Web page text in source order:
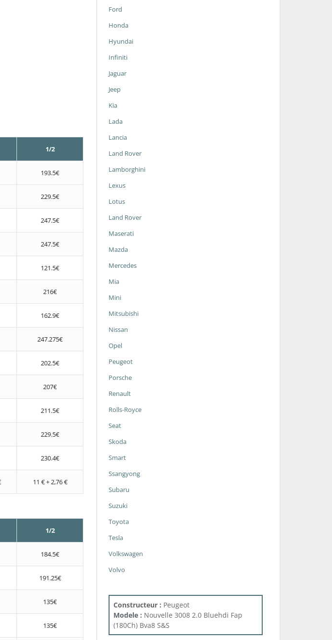
1/2
193.5€
229.5€
247.5€
247.5€
121.5€
216€
162.9€
247.275€
202.5€
207€
211.5€
229.5€
230.4€
11 € + 2,76 €
1/2
184.5€
191.25€
135€
135€
Ford
Honda
Hyundai
Infiniti
Jaguar
Jeep
Kia
Lada
Lancia
Land Rover
Lamborghini
Lexus
Lotus
Land Rover
Maserati
Mazda
Mercedes
Mia
Mini
Mitsubishi
Nissan
Opel
Peugeot
Porsche
Renault
Rolls-Royce
Seat
Skoda
Smart
Ssangyong
Subaru
Suzuki
Toyota
Tesla
Volkswagen
Volvo
Constructeur : Peugeot
Modele : Nouvelle 3008 2.0 Bluehdi Fap
(180Ch) Bva8 S&S